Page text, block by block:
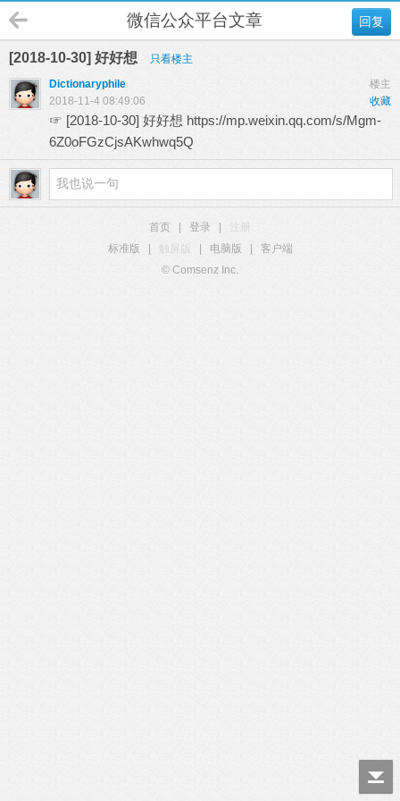
回复
微信公众平台文章
[2018-10-30] 好好想
只看楼主
楼主
Dictionaryphile
收藏
2018-11-4 08:49:06
☞ [2018-10-30] 好好想 https://mp.weixin.qq.com/s/Mgm-
6Z0oFGzCjsAKwhwq5Q
首页 登录
注册
标准版
触屏版 电脑版
客户端
© Comsenz Inc.